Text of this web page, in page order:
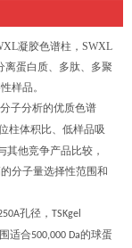
凝胶色谱柱，SWXL
离蛋白质、多肽、多聚
样品。
子分析的优质色谱
柱体积比、低样品吸
他竞争产品比较，
分子量选择性范围和
孔径， TSKgel
适合500,000 Da的球蛋